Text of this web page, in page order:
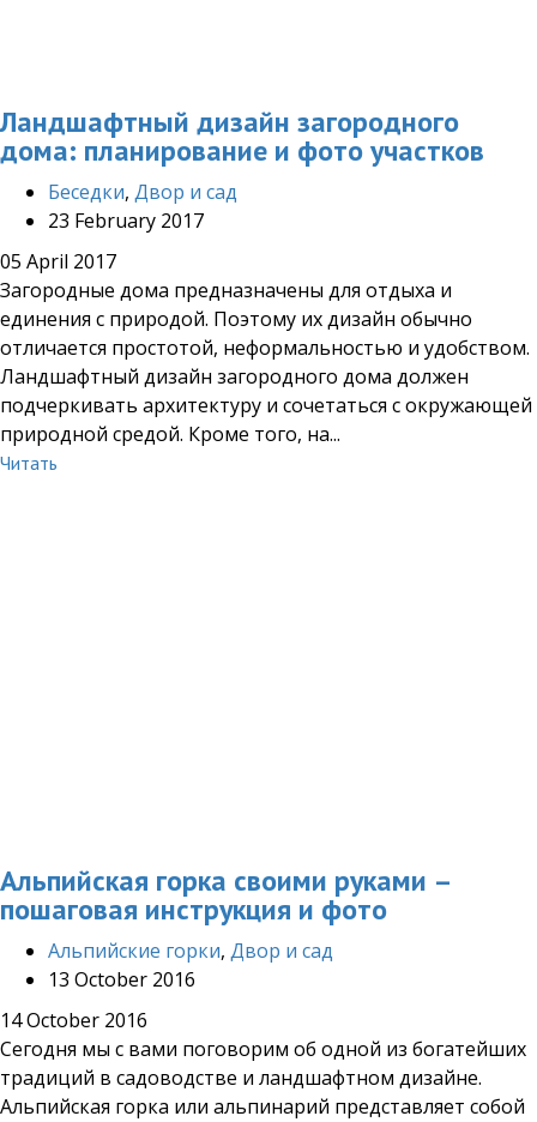
Ландшафтный дизайн загородного
дома: планирование и фото участков
Беседки, Двор и сад
23 February 2017
05 April 2017
Загородные дома предназначены для отдыха и
единения с природой. Поэтому их дизайн обычно
отличается простотой, неформальностью и удобством.
Ландшафтный дизайн загородного дома должен
подчеркивать архитектуру и сочетаться с окружающей
природной средой. Кроме того, на...
Читать
Альпийская горка своими руками –
пошаговая инструкция и фото
Альпийские горки, Двор и сад
13 October 2016
14 October 2016
Сегодня мы с вами поговорим об одной из богатейших
традиций в садоводстве и ландшафтном дизайне.
Альпийская горка или альпинарий представляет собой